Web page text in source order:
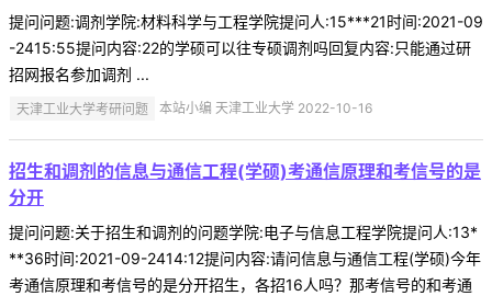
提问问题:调剂学院:材料科学与工程学院提问人:15***21时间:2021-09
-2415:55提问内容:22的学硕可以往专硕调剂吗回复内容:只能通过研
招网报名参加调剂 ...
天津工业大学考研问题 本站小编 天津工业大学 2022-10-16
招生和调剂的信息与通信工程(学硕)考通信原理和考信号的是
分开
提问问题:关于招生和调剂的问题学院:电子与信息工程学院提问人:13*
**36时间:2021-09-2414:12提问内容:请问信息与通信工程(学硕)今年
考通信原理和考信号的是分开招生，各招16人吗？那考信号的和考通